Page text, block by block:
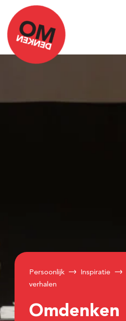
Persoonlijk Inspiratie
verhalen
Omdenken